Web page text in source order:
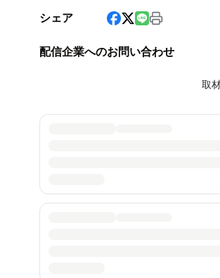
シェア
配信企業へのお問い合わせ
取